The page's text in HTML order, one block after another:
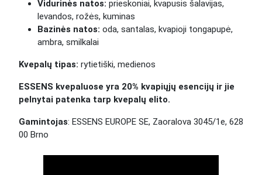
Vidurinės natos: prieskoniai, kvapusis šalavijas,
levandos, rožės, kuminas
Bazinės natos: oda, santalas, kvapioji tongapupė,
ambra, smilkalai
Kvepalų tipas: rytietiški, medienos
ESSENS kvepaluose yra 20% kvapiųjų esencijų ir jie
pelnytai patenka tarp kvepalų elito.
Gamintojas: ESSENS EUROPE SE, Zaoralova 3045/1e, 628
00 Brno